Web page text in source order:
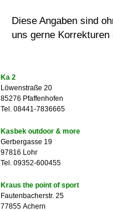
Diese Angaben sind
uns gerne
Ka 2
Löwenstraße 20
85276 Pfaffenhofen
Tel. 08441-7836665
Kasbek outdoor & more
Gerbergasse 19
97816 Lohr
Tel. 09352-600455
Kraus the point of sport
Fautenbacherstr. 25
77855 Achern